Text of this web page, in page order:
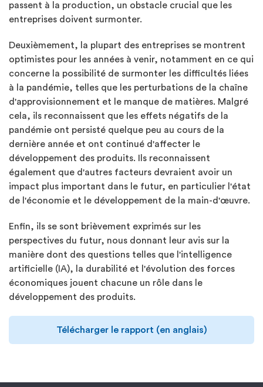
passent à la production, un obstacle crucial que les
entreprises doivent surmonter.
Deuxièmement, la plupart des entreprises se montrent
optimistes pour les années à venir, notamment en ce qui
concerne la possibilité de surmonter les difficultés liées
à la pandémie, telles que les perturbations de la chaîne
d'approvisionnement et le manque de matières. Malgré
cela, ils reconnaissent que les effets négatifs de la
pandémie ont persisté quelque peu au cours de la
dernière année et ont continué d'affecter le
développement des produits. Ils reconnaissent
également que d'autres facteurs devraient avoir un
impact plus important dans le futur, en particulier l'état
de l'économie et le développement de la main-d'œuvre.
Enfin, ils se sont brièvement exprimés sur les
perspectives du futur, nous donnant leur avis sur la
manière dont des questions telles que l'intelligence
artificielle (IA), la durabilité et l'évolution des forces
économiques jouent chacune un rôle dans le
développement des produits.
Télécharger le rapport (en anglais)